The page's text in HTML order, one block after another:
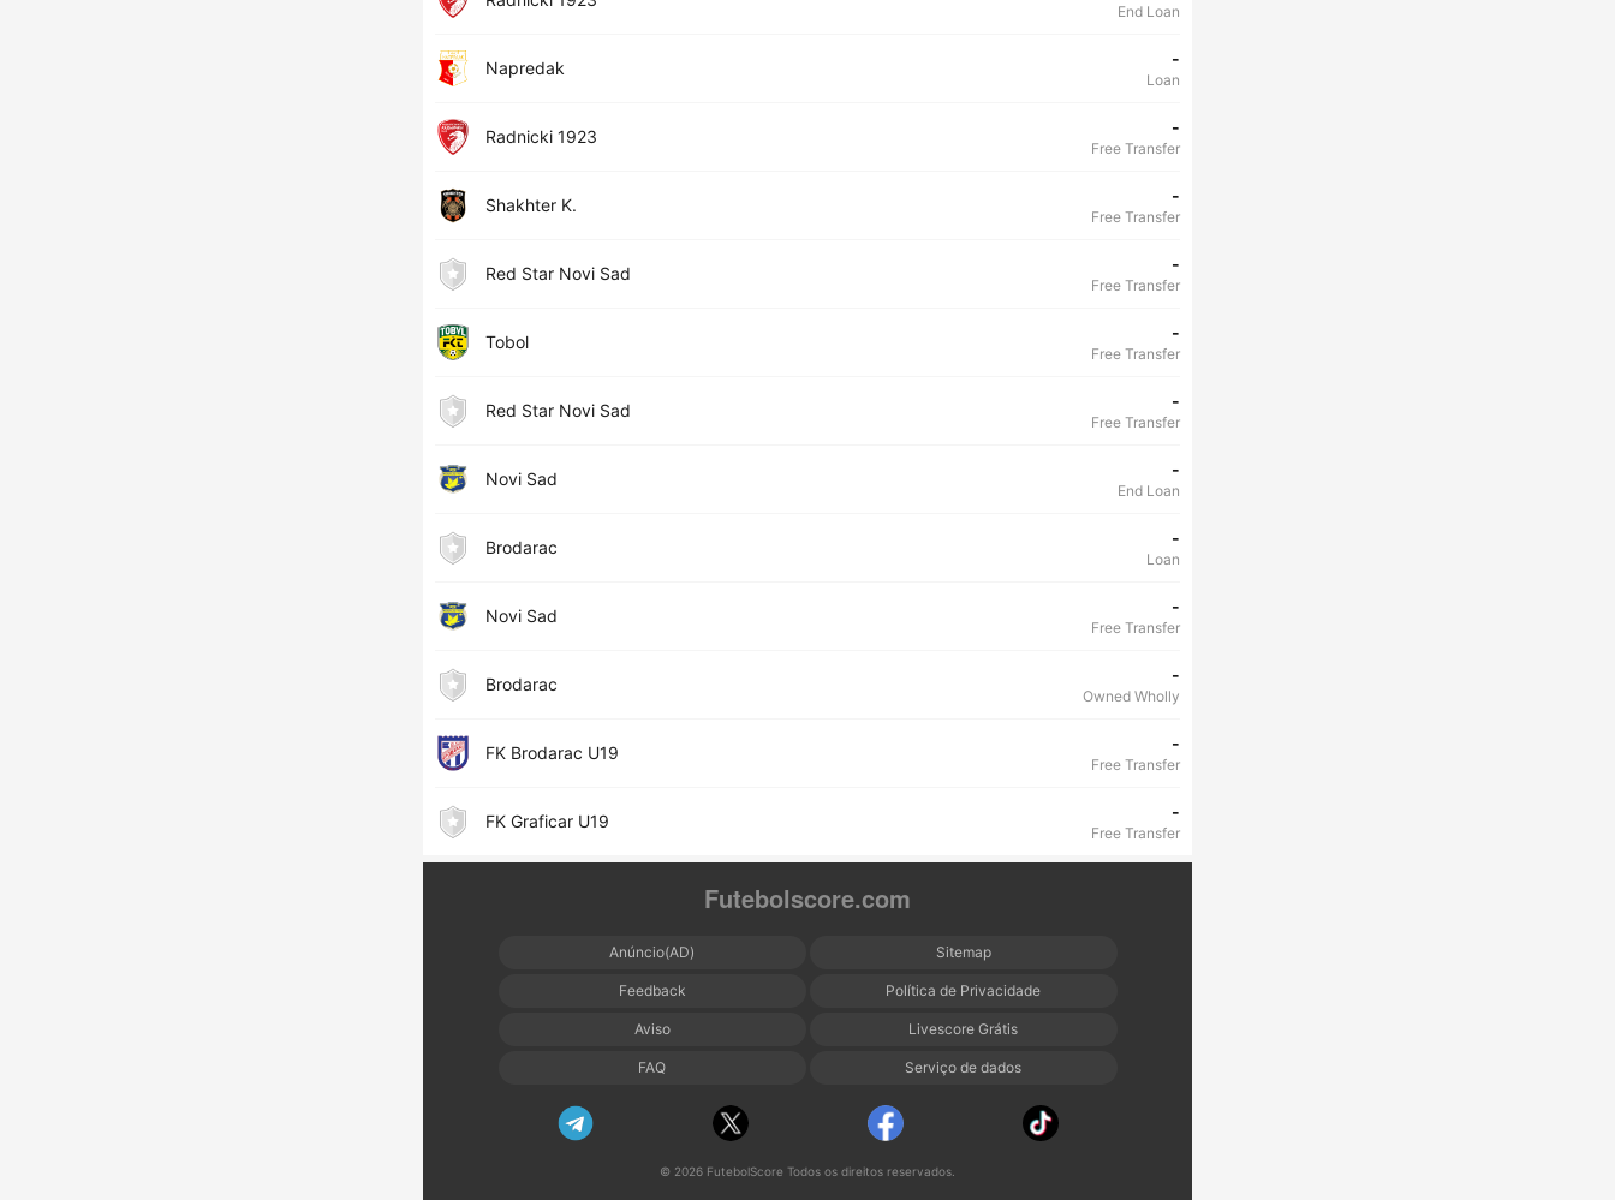
End Loan
Napredak -
Loan
Radnicki 1923 -
Free Transfer
Shakhter K. -
Free Transfer
Red Star Novi Sad -
Free Transfer
Tobol -
Free Transfer
Red Star Novi Sad -
Free Transfer
Novi Sad -
End Loan
Brodarac -
Loan
Novi Sad -
Free Transfer
Brodarac -
Owned Wholly
FK Brodarac U19 -
Free Transfer
FK Graficar U19 -
Free Transfer
Futebolscore.com
Anúncio(AD) Sitemap
Feedback Política de Privacidade
Aviso Livescore Grátis
FAQ Serviço de dados
© 2026 FutebolScore Todos os direitos reservados.